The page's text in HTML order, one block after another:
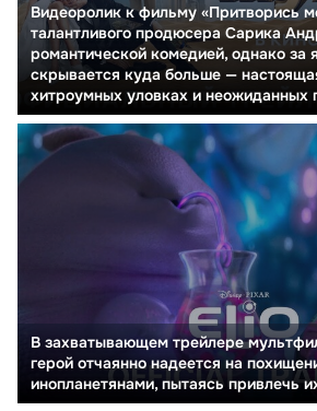
Видеоролик к фильму «Притворись
талантливого продюсера Сарика
романтической комедией, однако за
скрывается куда больше —
хитроумных уловках и неожиданных
В захватывающем трейлере
герой отчаянно надеется на
инопланетянами, пытаясь привлечь